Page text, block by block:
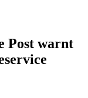
Post warnt